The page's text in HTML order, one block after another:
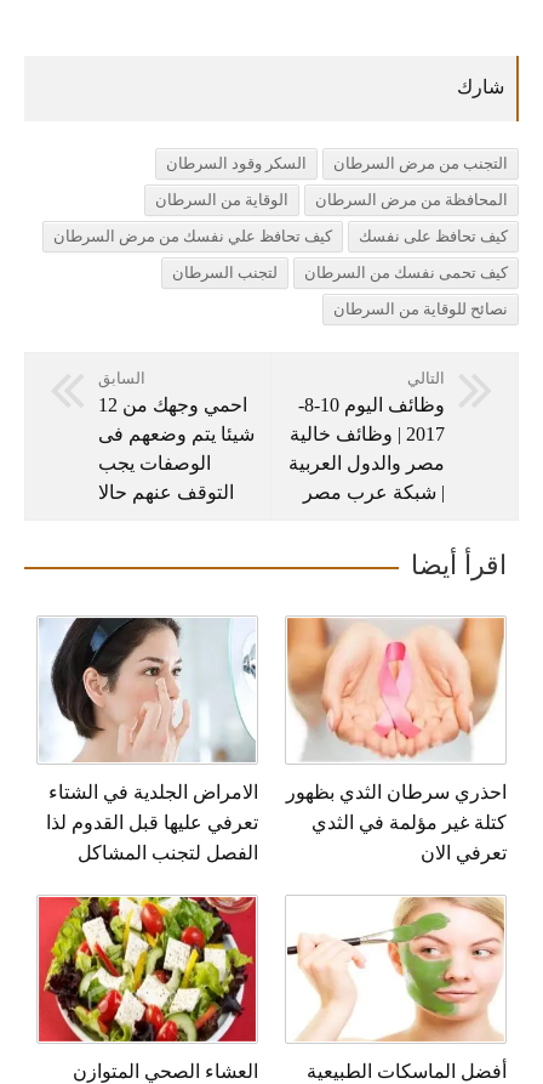
التجنب من مرض السرطان
السكر وقود السرطان
المحافظة من مرض السرطان
الوقاية من السرطان
كيف تحافظ على نفسك
كيف تحافظ علي نفسك من مرض السرطان
كيف تحمى نفسك من السرطان
لتجنب السرطان
نصائح للوقاية من السرطان
التالي
وظائف اليوم 10-8-
2017 | وظائف خالية
مصر والدول العربية
| شبكة عرب مصر
السابق
احمي وجهك من 12
شيئا يتم وضعهم فى
الوصفات يجب
التوقف عنهم حالا
اقرأ أيضا
احذري سرطان الثدي بظهور
كتلة غير مؤلمة في الثدي
تعرفي الان
الامراض الجلدية في الشتاء
تعرفي عليها قبل القدوم لذا
الفصل لتجنب المشاكل
أفضل الماسكات الطبيعية
العشاء الصحي المتوازن